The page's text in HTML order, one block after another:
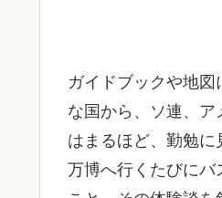
ガイドブックや地
な国から、ソ連、
はまるほど、勤勉に
万博へ行くたびにバ